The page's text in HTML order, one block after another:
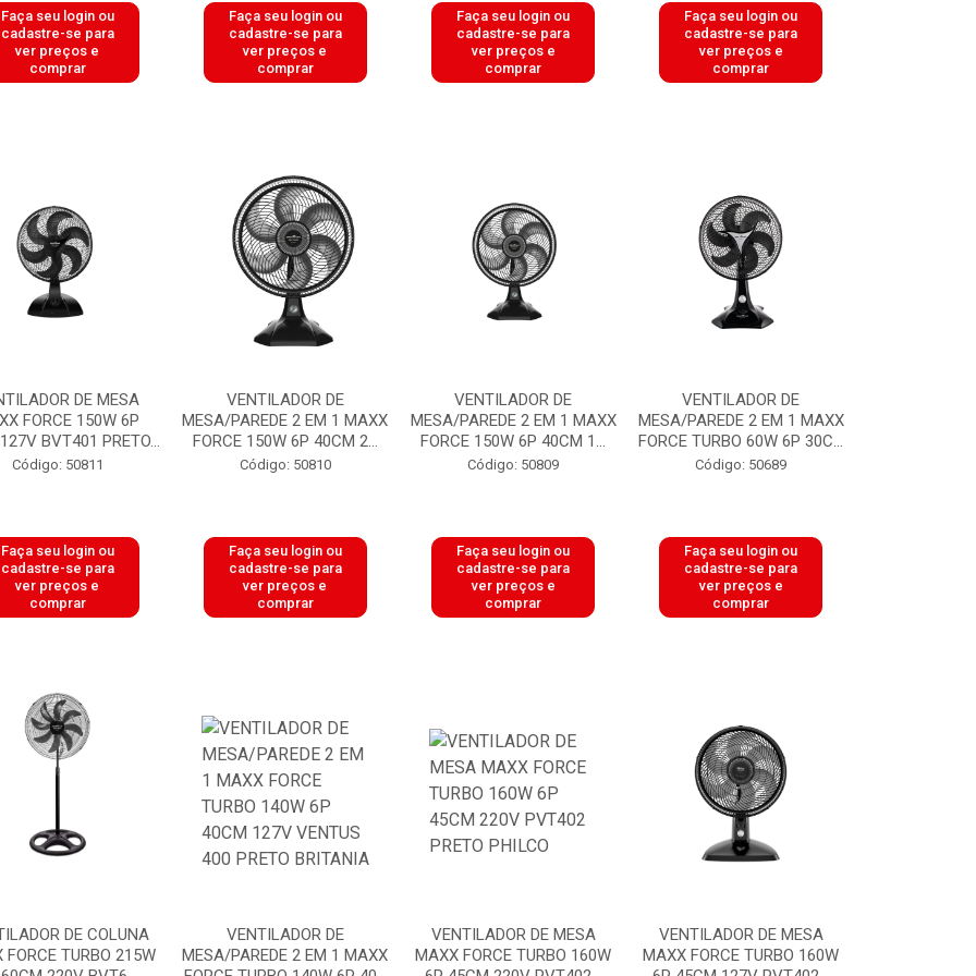
Faça seu login ou
cadastre-se para
ver preços e
comprar
Faça seu login ou
cadastre-se para
ver preços e
comprar
Faça seu login ou
cadastre-se para
ver preços e
comprar
Faça seu login ou
cadastre-se para
ver preços e
comprar
DE MESA
FORCE 150W 6P
BVT401 PRETO...
Código: 50811
Faça seu login ou
cadastre-se para
ver preços e
comprar
VENTILADOR DE
MESA/PAREDE 2 EM 1 MAXX
FORCE 150W 6P 40CM 2...
Código: 50810
Faça seu login ou
cadastre-se para
ver preços e
comprar
VENTILADOR DE
MESA/PAREDE 2 EM 1 MAXX
FORCE 150W 6P 40CM 1...
Código: 50809
Faça seu login ou
cadastre-se para
ver preços e
comprar
VENTILADOR DE
MESA/PAREDE 2 EM 1 MAXX
FORCE TURBO 60W 6P 30C...
Código: 50689
Faça seu login ou
cadastre-se para
ver preços e
comprar
DE COLUNA
FORCE TURBO 215W
VENTILADOR DE
MESA/PAREDE 2 EM 1 MAXX
VENTILADOR DE MESA
MAXX FORCE TURBO 160W
VENTILADOR DE MESA
MAXX FORCE TURBO 160W